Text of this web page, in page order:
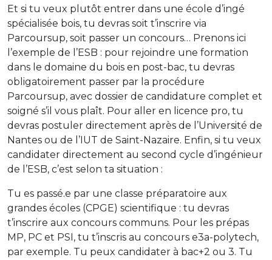
Et si tu veux plutôt entrer dans une école d’ingé
spécialisée bois, tu devras soit t’inscrire via
Parcoursup, soit passer un concours… Prenons ici
l’exemple de l’ESB : pour rejoindre une formation
dans le domaine du bois en post-bac, tu devras
obligatoirement passer par la procédure
Parcoursup, avec dossier de candidature complet et
soigné s’il vous plaît. Pour aller en licence pro, tu
devras postuler directement après de l’Université de
Nantes ou de l’IUT de Saint-Nazaire. Enfin, si tu veux
candidater directement au second cycle d’ingénieur
de l’ESB, c’est selon ta situation :
Tu es passé.e par une classe préparatoire aux
grandes écoles (CPGE) scientifique : tu devras
t’inscrire aux concours communs. Pour les prépas
MP, PC et PSI, tu t’inscris au concours e3a-polytech,
par exemple. Tu peux candidater à bac+2 ou 3. Tu